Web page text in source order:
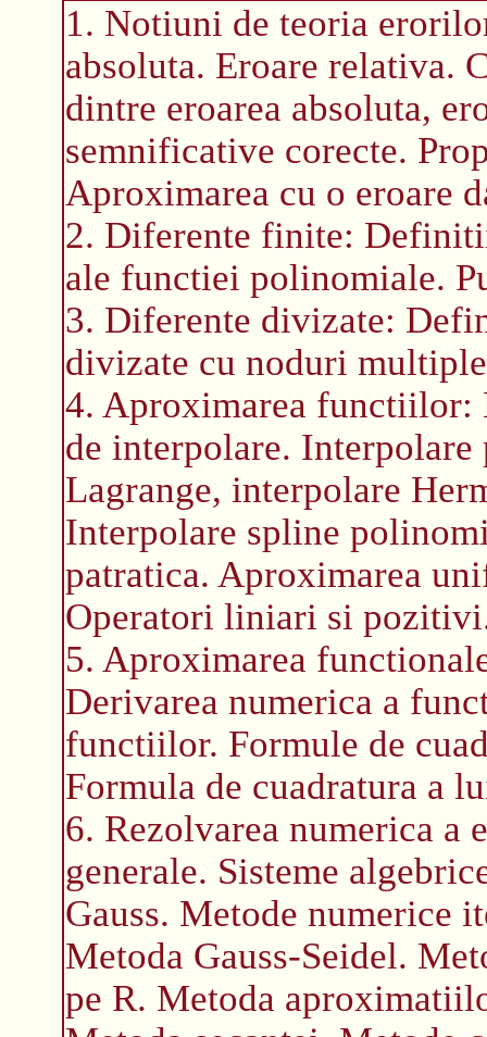
1. Notiuni de teoria
absoluta. Eroare relativa.
dintre eroarea absoluta,
semnificative corecte.
Aproximarea cu o eroare
2. Diferente finite:
ale functiei polinomiale.
3. Diferente divizate:
divizate cu noduri
4. Aproximarea functiilor:
de interpolare.
Lagrange, interpolare
Interpolare spline
patratica. Aproximarea
Operatori liniari si
5. Aproximarea
Derivarea numerica a
functiilor. Formule de
Formula de cuadratura a
6. Rezolvarea numerica
generale. Sisteme
Gauss. Metode numerice
Metoda Gauss-Seidel.
pe R. Metoda